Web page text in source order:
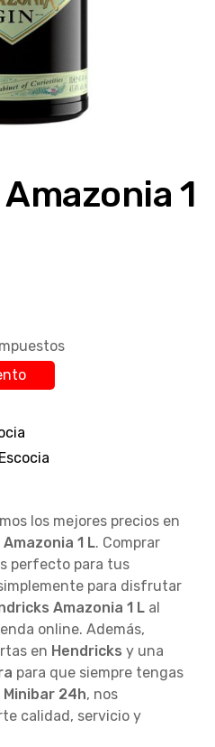
los mejores precios en
1 L. Comprar
perfecto para tus
para disfrutar
Amazonia 1 L al
online. Además,
en Hendricks y una
para que siempre tengas
Minibar 24h, nos
calidad, servicio y